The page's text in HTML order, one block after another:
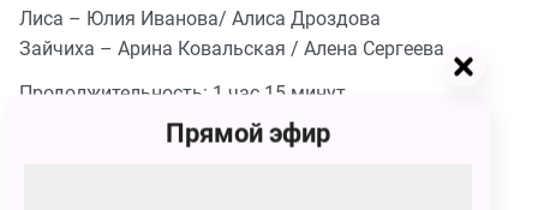
Лиса – Юлия Иванова/ Алиса Дроздова
Зайчиха – Арина Ковальская / Алена Сергеева
Продолжительность: 1 час 15 минут.
Прямой эфир